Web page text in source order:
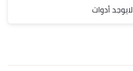
لايوجد أدوات